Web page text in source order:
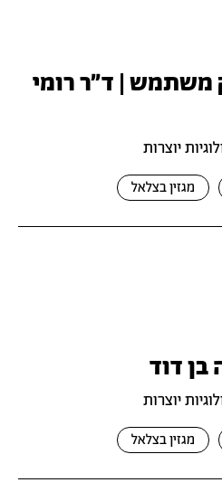
| ד״ר רומי
מגזין בצלאל
דוד
מגזין בצלאל